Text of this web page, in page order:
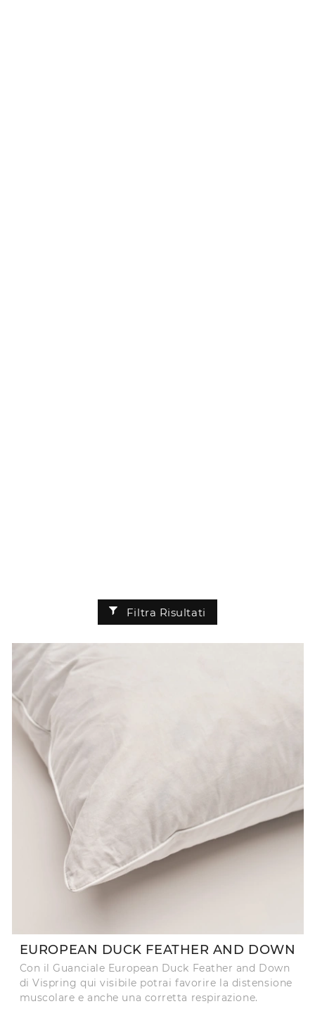
Filtra Risultati
EUROPEAN DUCK FEATHER AND DOWN
Con il Guanciale European Duck Feather and Down
di Vispring qui visibile potrai favorire la distensione
muscolare e anche una corretta respirazione.